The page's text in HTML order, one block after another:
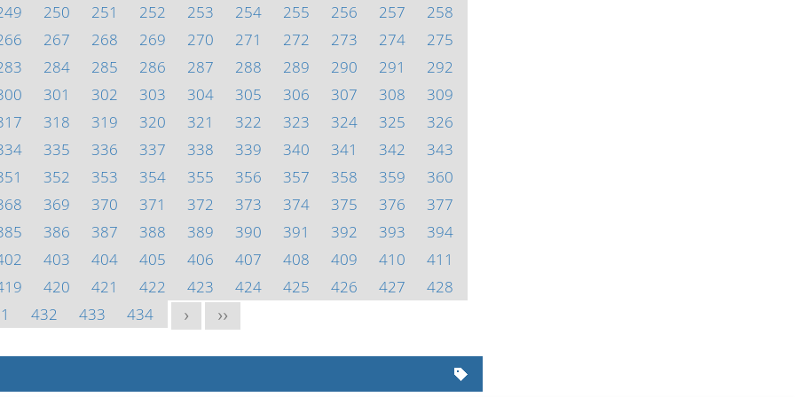
250 251 252 253 254 255 256 257
258
267 268 269 270 271 272 273 274
275
284 285 286 287 288 289 290 291
292
301 302 303 304 305 306 307 308
309
318 319 320 321 322 323 324 325
326
335 336 337 338 339 340 341 342
343
352 353 354 355 356 357 358 359
360
369 370 371 372 373 374 375 376
377
386 387 388 389 390 391 392 393
394
403 404 405 406 407 408 409 410
411
420 421 422 423 424 425 426 427
428
432 433 434 > >>